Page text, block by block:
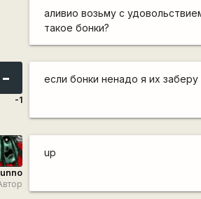
аливио возьму с
такое бонки?
-
-1
если бонки ненадо я их заберу
up